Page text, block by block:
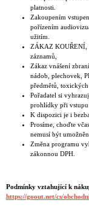
platnosti.
Zakoupením
pořízením
užitím.
ZÁKAZ KOUŘENÍ,
záznamů,
Zákaz vnášení
nádob, plechovek,
předmětů,
Pořadatel si
prohlídky při vstupu
K dispozici je i
Prosíme, choďte
nemusí být
Změna programu
zákonnou DPH.
Podmínky vztahující k
https://goout.net/cs/